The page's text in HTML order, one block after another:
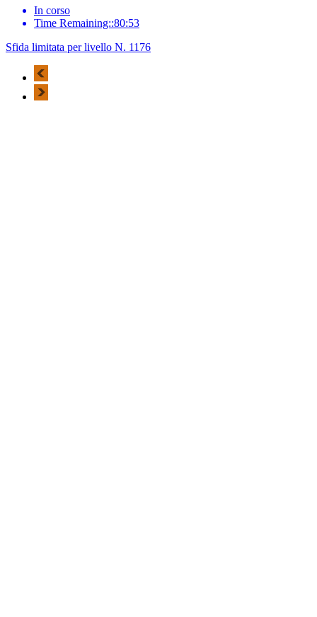
In corso
Time Remaining::80:53
Sfida limitata per livello N. 1176